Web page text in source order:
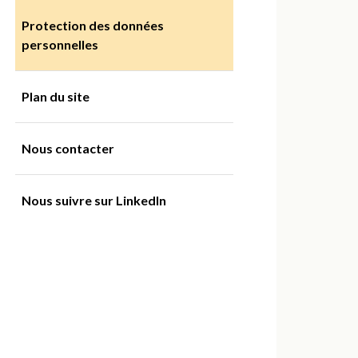
Protection des données
personnelles
Plan du site
Nous contacter
Nous suivre sur LinkedIn